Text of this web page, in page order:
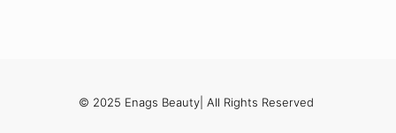
© 2025 Enags Beauty| All Rights Reserved